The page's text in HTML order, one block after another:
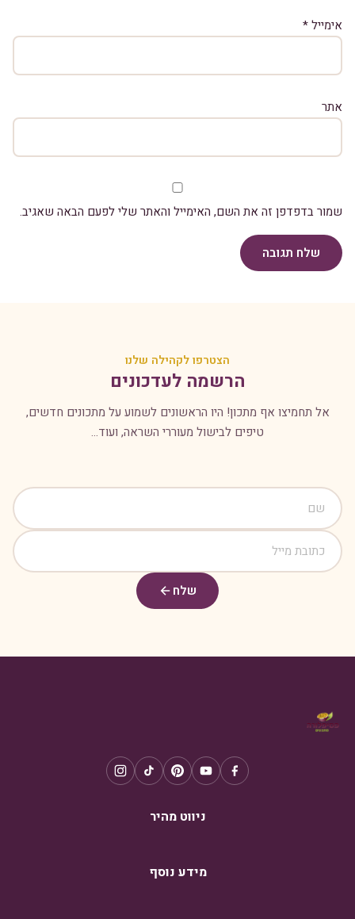
אימייל*
אתר
שמור בדפדפן זה את השם, האימייל והאתר שלי לפעם הבאה שאגיב.
שלח תגובה
הצטרפו לקהילה שלנו
הרשמה לעדכונים
אל תחמיצו אף מתכון! היו הראשונים לשמוע על מתכונים חדשים,
טיפים לבישול מעוררי השראה, ועוד...
שלח
ניווט מהיר
מידע נוסף